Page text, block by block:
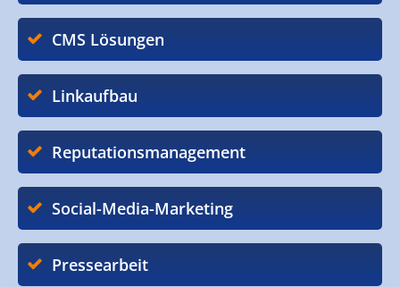
CMS Lösungen
Linkaufbau
Reputationsmanagement
Social-Media-Marketing
Pressearbeit